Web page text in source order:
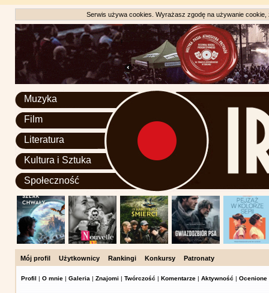
Serwis używa cookies. Wyrażasz zgodę na używanie
Muzyka
Film
Literatura
Kultura i Sztuka
Społeczność
Mój profil Użytkownicy Rankingi Konkursy Patronaty
Profil | O mnie | Galeria | Znajomi | Twórczość | Komentarze | Aktywność | Ocenione